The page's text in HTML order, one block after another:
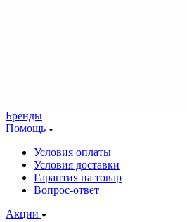
Бренды
Помощь
Условия оплаты
Условия доставки
Гарантия на товар
Вопрос-ответ
Акции